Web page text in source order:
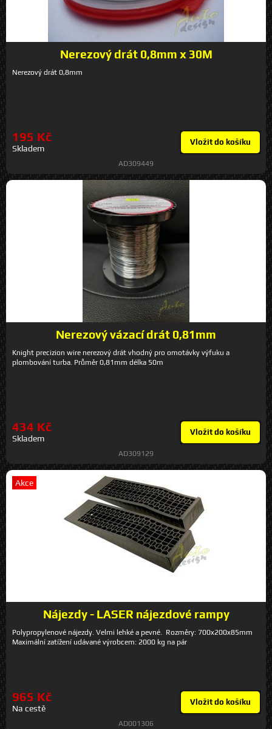
Nerezový drát 0,8mm x 30M
Nerezový drát 0,8mm
195 Kč
Skladem
Vložit do košíku
AD309449
Nerezový vázací drát 0,81mm
Knight precizion wire nerezový drát vhodný pro omotávky výfuku a
plombování turba. Průměr 0,81mm délka 50m
434 Kč
Skladem
Vložit do košíku
AD309129
Akce
Nájezdy - LASER nájezdové rampy
Polypropylenové nájezdy. Velmi lehké a pevné. Rozměry: 700x200x85mm
Maximální zatížení udávané výrobcem: 2000 kg na pár
965 Kč
Na cestě
Vložit do košíku
AD001306